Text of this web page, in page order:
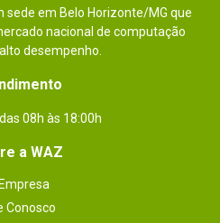
sede em Belo Horizonte/MG que
nacional de computação
desempenho.
08h às 18:00h
a WAZ
Conosco